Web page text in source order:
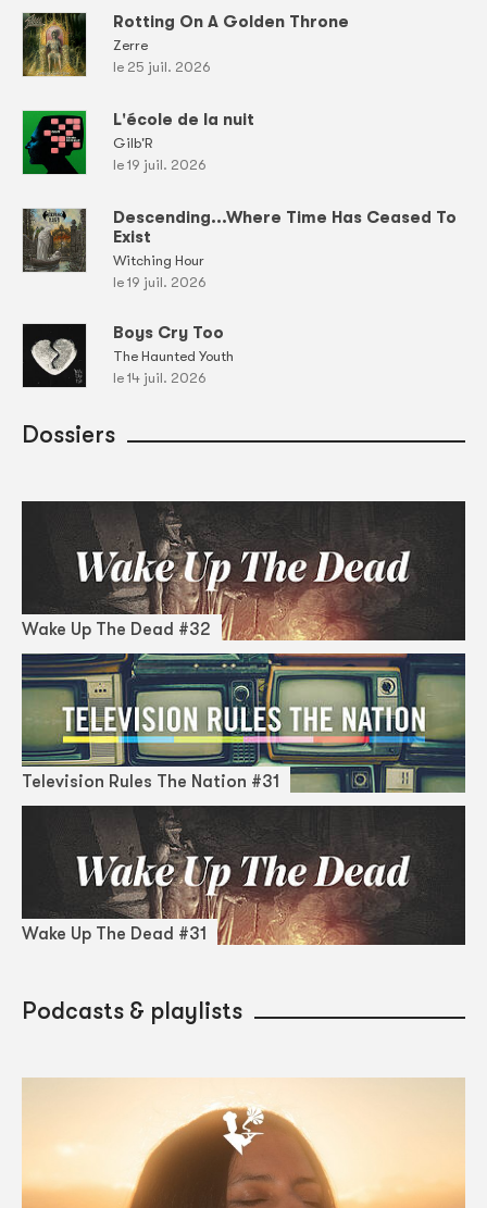
Rotting On A Golden Throne
Zerre
le 25 juil. 2026
L'école de la nuit
Gilb'R
le 19 juil. 2026
Descending...Where Time Has Ceased To
Exist
Witching Hour
le 19 juil. 2026
Boys Cry Too
The Haunted Youth
le 14 juil. 2026
Dossiers
Wake Up The Dead #32
Television Rules The Nation #31
Wake Up The Dead #31
Podcasts & playlists